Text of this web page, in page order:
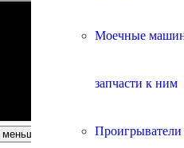
Моечные
запчасти к ним